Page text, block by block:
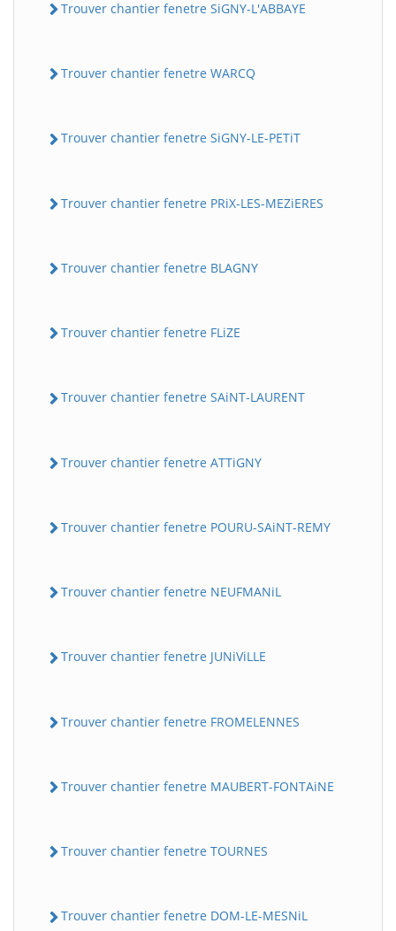
Trouver chantier fenetre SiGNY-L'ABBAYE
Trouver chantier fenetre WARCQ
Trouver chantier fenetre SiGNY-LE-PETiT
Trouver chantier fenetre PRiX-LES-MEZiERES
Trouver chantier fenetre BLAGNY
Trouver chantier fenetre FLiZE
Trouver chantier fenetre SAiNT-LAURENT
Trouver chantier fenetre ATTiGNY
Trouver chantier fenetre POURU-SAiNT-REMY
Trouver chantier fenetre NEUFMANiL
Trouver chantier fenetre JUNiViLLE
Trouver chantier fenetre FROMELENNES
Trouver chantier fenetre MAUBERT-FONTAiNE
Trouver chantier fenetre TOURNES
Trouver chantier fenetre DOM-LE-MESNiL